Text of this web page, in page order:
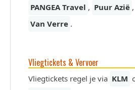
PANGEA Travel , Puur Azië ,
Van Verre .
Vliegtickets & Vervoer
Vliegtickets regel je via KLM